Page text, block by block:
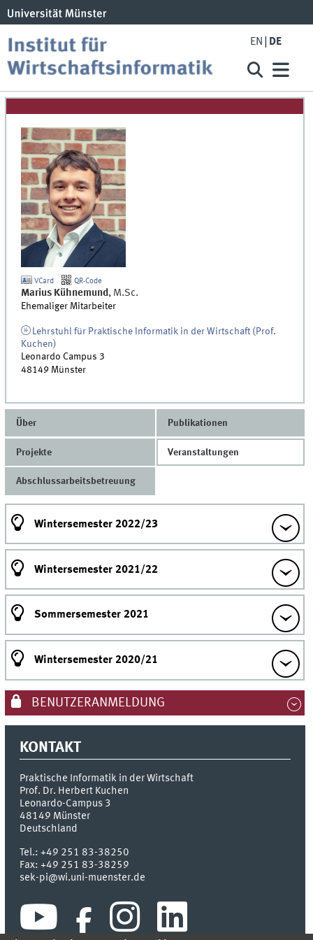
EN DE
VCard QR-Code
Marius Kühnemund, M.Sc.
Ehemaliger Mitarbeiter
Lehrstuhl für Praktische Informatik in der Wirtschaft (Prof.
Kuchen)
Leonardo Campus 3
48149 Münster
Über Publikationen
Projekte Veranstaltungen
Abschlussarbeitsbetreuung
Wintersemester 2022/23
Wintersemester 2021/22
Sommersemester 2021
Wintersemester 2020/21
BENUTZERANMELDUNG
KONTAKT
Praktische Informatik in der Wirtschaft
Prof. Dr. Herbert Kuchen
Leonardo-Campus 3
48149 Münster
Deutschland
Tel.:+49 251 83-38250
Fax:+49 251 83-38259
sek-pi@wi.uni-muenster.de